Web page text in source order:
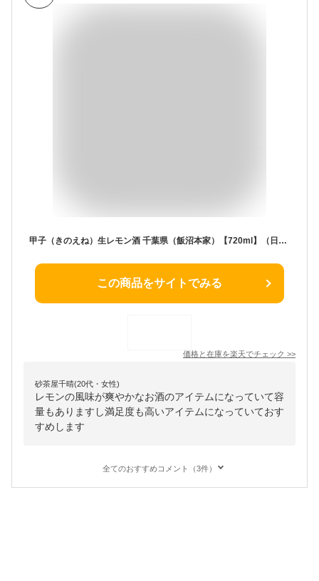
甲子（きのえね）生レモン酒 千葉県（飯沼本家）【720ml】（日本酒ベースリキュール／瀬戸内産レモン果実そのままの美味しさ！／「生リキュール」ならではの豊かな香り）
この商品をサイトでみる
価格と在庫を楽天でチェック >>
砂茶屋千晴(20代・女性)
レモンの風味が爽やかなお酒のアイテムになっていて容
量もありますし満足度も高いアイテムになっていておす
すめします
全てのおすすめコメント（3件）